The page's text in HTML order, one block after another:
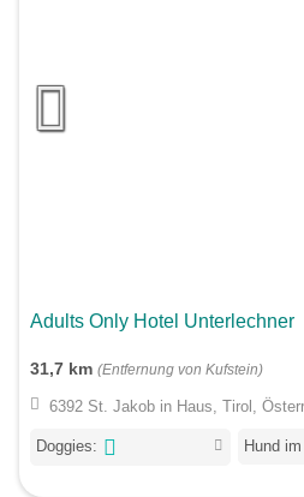
Adults Only Hotel Unterlechner
31,7 km (Entfernung von Kufstein)
6392 St. Jakob in Haus, Tirol,
Doggies: Hund